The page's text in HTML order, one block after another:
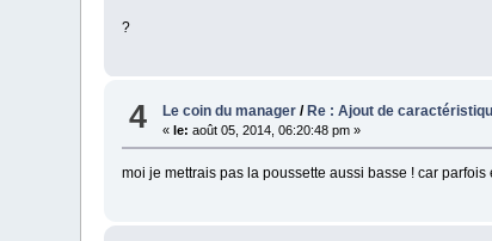
?
4 Le coin du manager /Re : Ajout de
«le: août 05, 2014, 06:20:48 pm »
moi je mettrais pas la poussette aussi basse ! car parfois